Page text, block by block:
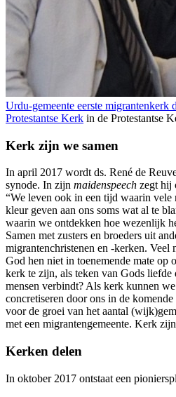
Urdu-gemeente eerste migrantenkerk
Protestantse Kerk in de Protestantse
Kerk zijn we samen
In april 2017 wordt ds. René de
synode. In zijn maidenspeech zegt hij
“We leven ook in een tijd waarin vele
kleur geven aan ons soms wat al te
waarin we ontdekken hoe wezenlijk
Samen met zusters en broeders uit
migrantenchristenen en -kerken.
God hen niet in toenemende mate op
kerk te zijn, als teken van Gods
mensen verbindt? Als kerk kunnen
concretiseren door ons in de
voor de groei van het aantal
met een migrantengemeente. Kerk
Kerken delen
In oktober 2017 ontstaat een